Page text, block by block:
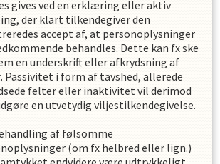
gives ved en erklæring eller aktiv
der klart tilkendegiver den
accept af, at personoplysninger
behandles. Dette kan fx ske
en underskrift eller afkrydsning af
Passivitet i form af tavshed, allerede
felter eller inaktivitet vil derimod
en utvetydig viljestilkendegivelse.
af følsomme
(om fx helbred eller lign.)